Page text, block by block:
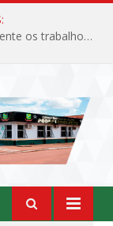
Câmara Municipal de Jacundá abre oficialmente os trabalhos legislativos de 2026